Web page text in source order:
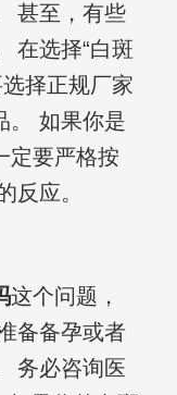
甚至，有些
在选择“白斑
择正规厂家
。 如果你是
定要严格按
反应。
这个问题，
备备孕或者
务必咨询医